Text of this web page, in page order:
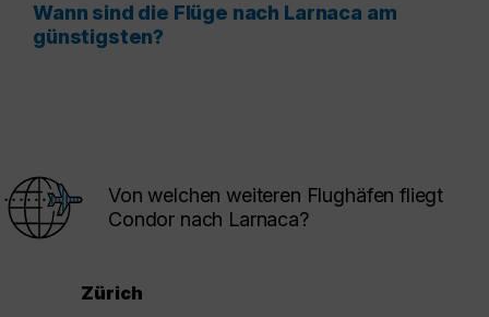
Wann sind die Flüge nach Larnaca am
günstigsten?
Von welchen weiteren Flughäfen fliegt
Condor nach Larnaca?
Zürich